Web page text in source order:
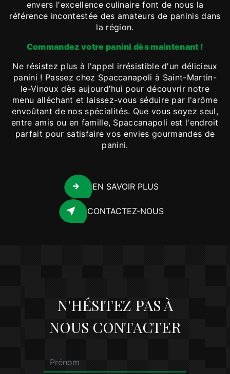
envers l'excellence culinaire font de nous la
référence incontestée des amateurs de paninis dans
la région.
Commandez votre panini dès maintenant !
Ne résistez plus à l'appel irrésistible d'un délicieux
panini ! Passez chez Spaccanapoli à Saint-Martin-
le-Vinoux dès aujourd'hui pour découvrir notre
menu alléchant et laissez-vous séduire par l'arôme
envoûtant de nos spécialités. Que vous soyez seul,
entre amis ou en famille, Spaccanapoli est l'endroit
parfait pour satisfaire vos envies gourmandes de
panini.
EN SAVOIR PLUS
CONTACTEZ-NOUS
N'HÉSITEZ PAS À
NOUS CONTACTER